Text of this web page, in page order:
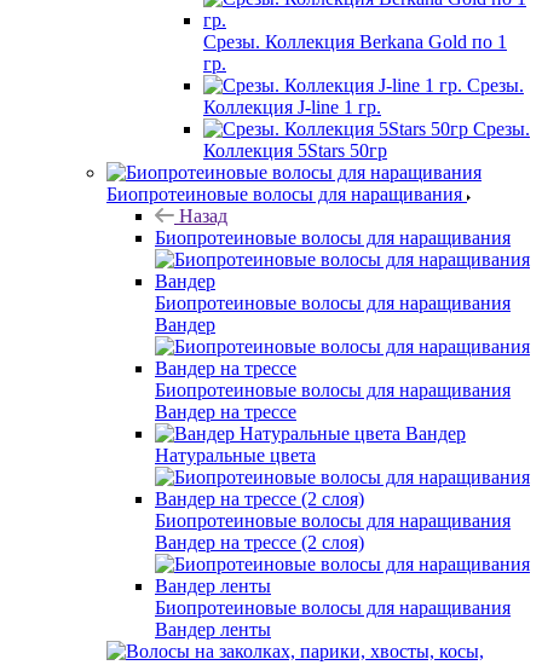
Срезы. Коллекция Berkana Gold по 1
гр.
Срезы.
Коллекция J-line 1 гр.
Срезы.
Коллекция 5Stars 50гр
Биопротеиновые волосы для наращивания
Назад
Биопротеиновые волосы для наращивания
Биопротеиновые волосы для наращивания
Вандер
Биопротеиновые волосы для наращивания
Вандер на трессе
Вандер
Натуральные цвета
Биопротеиновые волосы для наращивания
Вандер на трессе (2 слоя)
Биопротеиновые волосы для наращивания
Вандер ленты